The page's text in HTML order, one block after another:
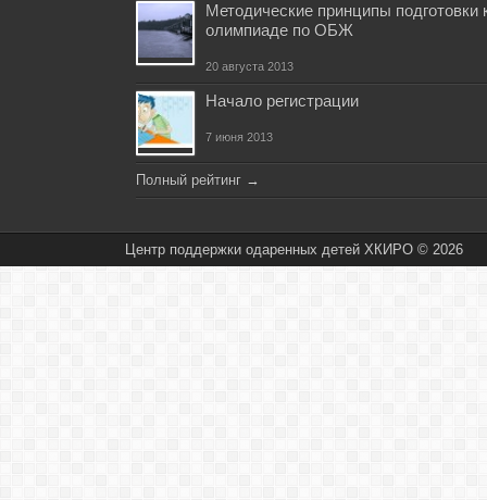
Методические принципы подготовки
олимпиаде по ОБЖ
20 августа 2013
Начало регистрации
7 июня 2013
Полный рейтинг →
Центр поддержки одаренных детей ХКИРО © 2026